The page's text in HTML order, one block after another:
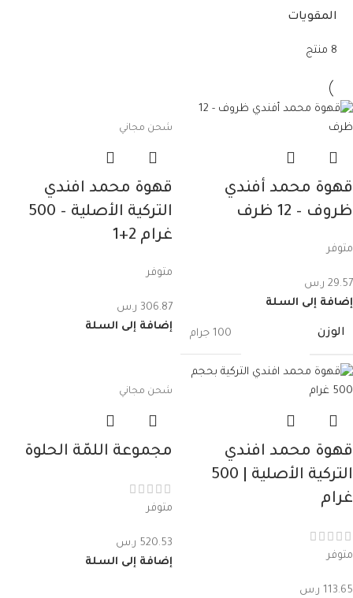
المقويات
8 منتج
قهوة محمد أفندي
ظروف – 12 ظرف
متوفر
29.57 ر.س
إضافة إلى السلة
الوزن 100 جرام
شحن مجاني
قهوة محمد افندي
التركية الأصلية – 500
غرام 2+1
متوفر
306.87 ر.س
إضافة إلى السلة
قهوة محمد افندي
التركية الأصلية | 500
غرام
متوفر
113.65 ر.س
شحن مجاني
مجموعة اللمّة الحلوة
متوفر
520.53 ر.س
إضافة إلى السلة